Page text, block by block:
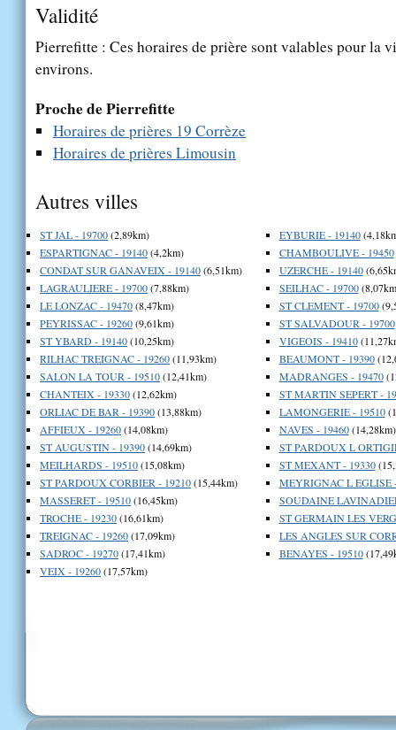
Validité
Pierrefitte : Ces horaires de prière sont valables pour la
environs.
Proche de Pierrefitte
Horaires de prières 19 Corrèze
Horaires de prières Limousin
Autres villes
ST JAL - 19700(2,89km)
ESPARTIGNAC - 19140(4,2km)
CONDAT SUR GANAVEIX - 19140(6,51km)
LAGRAULIERE - 19700(7,88km)
LE LONZAC - 19470(8,47km)
PEYRISSAC - 19260(9,61km)
ST YBARD - 19140(10,25km)
RILHAC TREIGNAC - 19260(11,93km)
SALON LA TOUR - 19510(12,41km)
CHANTEIX - 19330(12,62km)
ORLIAC DE BAR - 19390(13,88km)
AFFIEUX - 19260(14,08km)
ST AUGUSTIN - 19390(14,69km)
MEILHARDS - 19510(15,08km)
ST PARDOUX CORBIER - 19210(15,44km)
MASSERET - 19510(16,45km)
TROCHE - 19230(16,61km)
TREIGNAC - 19260(17,09km)
SADROC - 19270(17,41km)
VEIX - 19260(17,57km)
EYBURIE - 19140
CHAMBOULIVE - 19450
UZERCHE - 19140
SEILHAC - 19700
ST CLEMENT - 19700
ST SALVADOUR - 19700
VIGEOIS - 19410
BEAUMONT - 19390
MADRANGES - 19470
ST MARTIN SEPERT -
LAMONGERIE - 19510
NAVES - 19460(14,28km)
ST PARDOUX L
ST MEXANT - 19330
MEYRIGNAC L EGLISE
SOUDAINE
ST GERMAIN LES
LES ANGLES SUR
BENAYES - 19510